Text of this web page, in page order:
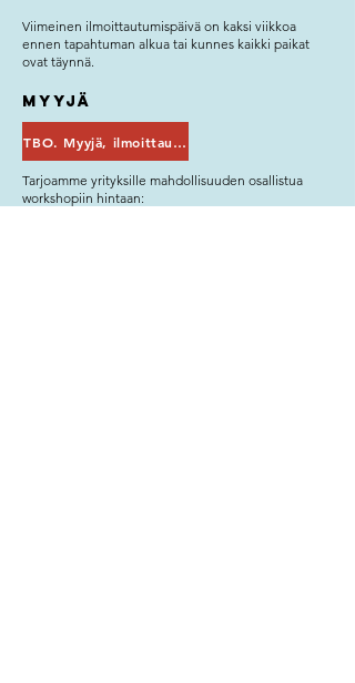
Viimeinen ilmoittautumispäivä on kaksi viikkoa
ennen tapahtuman alkua tai kunnes kaikki paikat
ovat täynnä.
Myyjä
TBO. Myyjä, ilmoittaudu tästä
Tarjoamme yrityksille mahdollisuuden osallistua
workshopiin hintaan: